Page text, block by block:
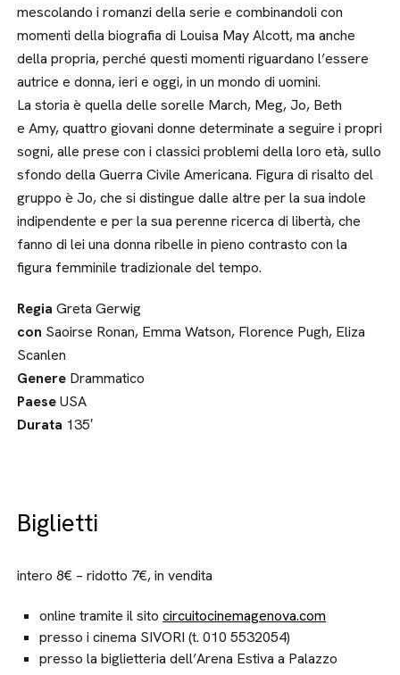
mescolando i romanzi della serie e combinandoli con
momenti della biografia di Louisa May Alcott, ma anche
della propria, perché questi momenti riguardano l’essere
autrice e donna, ieri e oggi, in un mondo di uomini.
La storia è quella delle sorelle March, Meg, Jo, Beth
e Amy, quattro giovani donne determinate a seguire i propri
sogni, alle prese con i classici problemi della loro età, sullo
sfondo della Guerra Civile Americana. Figura di risalto del
gruppo è Jo, che si distingue dalle altre per la sua indole
indipendente e per la sua perenne ricerca di libertà, che
fanno di lei una donna ribelle in pieno contrasto con la
figura femminile tradizionale del tempo.
Regia Greta Gerwig
con Saoirse Ronan, Emma Watson, Florence Pugh, Eliza
Scanlen
Genere Drammatico
PaeseUSA
Durata 135′
Biglietti
intero 8€ – ridotto 7€, in vendita
online tramite il sitocircuitocinemagenova.com
presso i cinema SIVORI (t. 010 5532054)
presso la biglietteria dell’Arena Estiva a Palazzo